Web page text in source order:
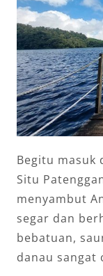
Begitu masuk
Situ
menyambut
segar dan
bebatuan,
danau sangat